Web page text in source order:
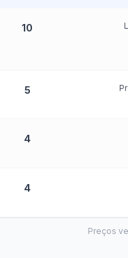
10
5
4
4
Preços